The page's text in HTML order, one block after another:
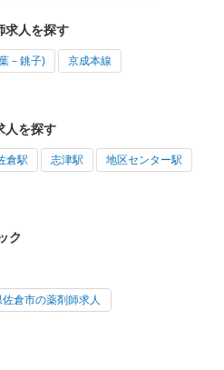
求人を探す
－銚子) 京成本線
人を探す
倉駅 志津駅 地区センター駅
ク
倉市の薬剤師求人